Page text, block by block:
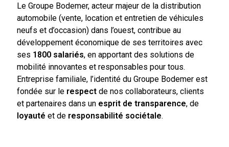
Le Groupe Bodemer, acteur majeur de la distribution
automobile (vente, location et entretien de véhicules
neufs et d’occasion) dans l’ouest, contribue au
développement économique de ses territoires avec
ses 1800 salariés, en apportant des solutions de
mobilité innovantes et responsables pour tous.
Entreprise familiale, l’identité du Groupe Bodemer est
fondée sur le respect de nos collaborateurs, clients
et partenaires dans unesprit de transparence, de
loyauté et de responsabilité sociétale.